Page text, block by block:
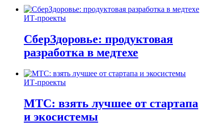
ИТ-проекты
СберЗдоровье: продуктовая
разработка в медтехе
ИТ-проекты
МТС: взять лучшее от стартапа
и экосистемы